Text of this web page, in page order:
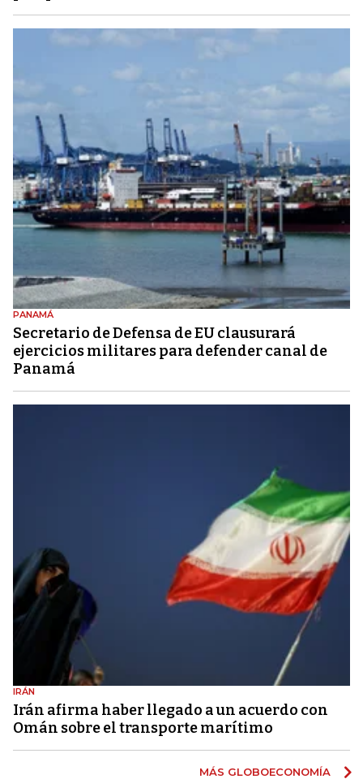
PANAMÁ
Secretario de Defensa de EU clausurará
ejercicios militares para defender canal de
Panamá
IRÁN
Irán afirma haber llegado a un acuerdo con
Omán sobre el transporte marítimo
MÁS GLOBOECONOMÍA